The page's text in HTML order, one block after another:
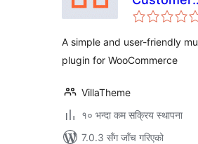
Addresses
A simple and user-friendly
plugin for WooCommerce
VillaTheme
१० भन्दा कम सक्रिय स्थापना
7.0.3 सँग जाँच गरिएको